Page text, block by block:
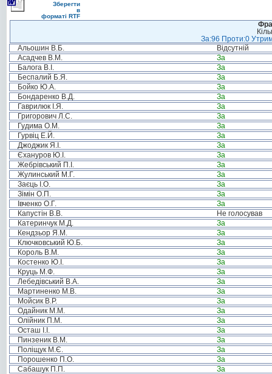
Зберегти
в
форматі RTF
За:96 Проти:0
Альошин В.Б.
Відсутній
Асадчев В.М.
За
Балога В.І.
За
Беспалий Б.Я.
За
Бойко Ю.А.
За
Бондаренко В.Д.
За
Гаврилюк І.Я.
За
Григорович Л.С.
За
Гудима О.М.
За
Гурвіц Е.Й.
За
Джоджик Я.І.
За
Єхануров Ю.І.
За
Жебрівський П.І.
За
Жулинський М.Г.
За
Заєць І.О.
За
Зімін О.П.
За
Івченко О.Г.
За
Капустін В.В.
Не голосував
Катеринчук М.Д.
За
Кендзьор Я.М.
За
Ключковський Ю.Б.
За
Король В.М.
За
Костенко Ю.І.
За
Круць М.Ф.
За
Лебедівський В.А.
За
Мартиненко М.В.
За
Мойсик В.Р.
За
Одайник М.М.
За
Олійник П.М.
За
Осташ І.І.
За
Пинзеник В.М.
За
Поліщук М.Є.
За
Порошенко П.О.
За
Сабашук П.П.
За